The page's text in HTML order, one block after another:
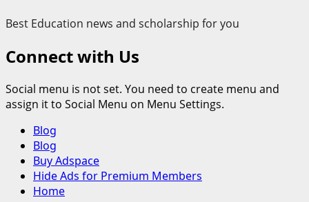
Best Education news and scholarship for you
Connect with Us
Social menu is not set. You need to create menu and
assign it to Social Menu on Menu Settings.
Primary
Menu
Blog
Blog
Buy Adspace
Hide Ads for Premium Members
Home